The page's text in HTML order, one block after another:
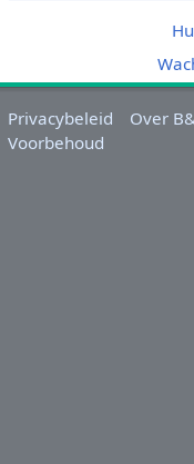
Privacybeleid
Over
Voorbehoud